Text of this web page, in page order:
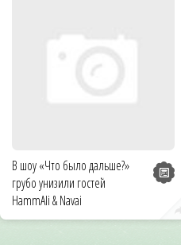
В шоу «Что было дальше?»
грубо унизили гостей
HammAli & Navai